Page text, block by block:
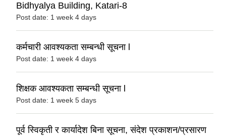
Bidhyalya Building, Katari-8
Post date: 1 week 4 days
कर्मचारी आवश्यकता सम्बन्धी सूचना l
Post date: 1 week 4 days
शिक्षक आवश्यकता सम्बन्धी सूचना l
Post date: 1 week 5 days
पूर्व स्विकृती र कार्यादेश बिना सूचना, संदेश प्रकाशन/प्रसारण